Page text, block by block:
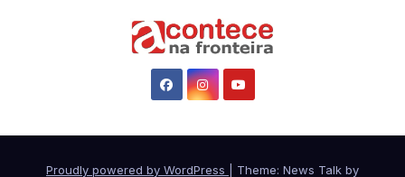
Proudly powered by WordPress Theme: News Talk by